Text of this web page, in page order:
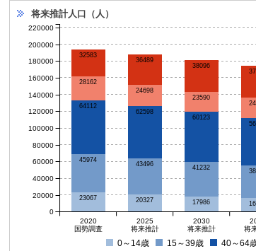
将来推計人口（人）
23067 20327 17986
45974
43496
41232
64112
62598
60123
28162
24698
23590
32583
36489
38096
2020
国勢調査
2025
将来推計
2030
将来推計
将
0
20000
40000
60000
80000
100000
120000
140000
160000
180000
200000
220000
0～14歳 15～39歳 40～64